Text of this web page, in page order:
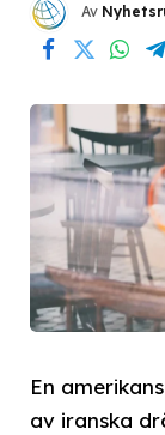
Av
En
av iranska